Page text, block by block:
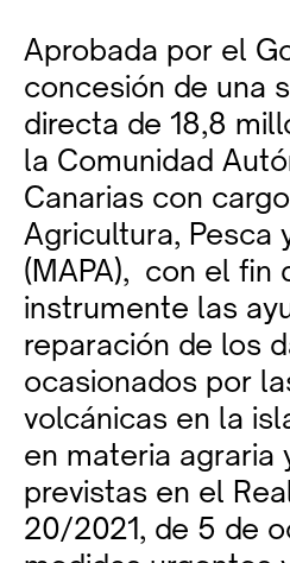
Aprobada por el
concesión de una
directa de 18,8
la Comunidad
Canarias con
Agricultura, Pesca
(MAPA), con el fin
instrumente las
reparación de los
ocasionados por
volcánicas en la
en materia agraria
previstas en el
20/2021, de 5 de